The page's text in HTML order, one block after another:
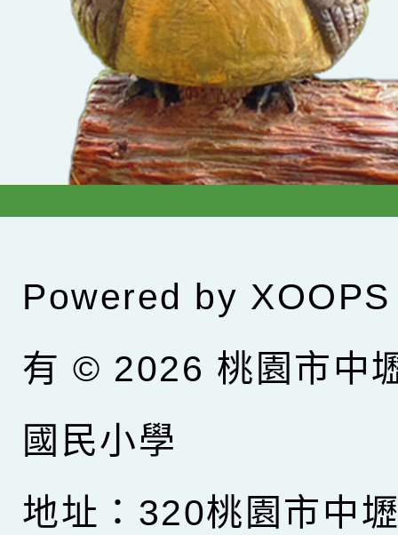
Powered by XOOPS
有 © 2026 桃園市中
國民小學
地址：320桃園市中